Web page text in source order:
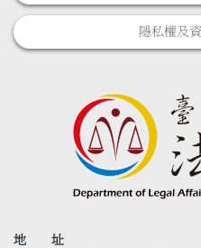
隱私權及
地 址